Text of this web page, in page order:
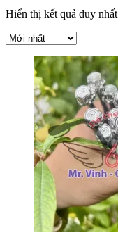
Hiển thị kết quả duy nhất